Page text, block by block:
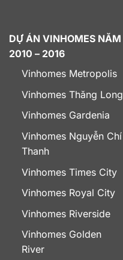
DỰ ÁN VINHOMES NĂM
2010 – 2016
Vinhomes Metropolis
Vinhomes Thăng Long
Vinhomes Gardenia
Vinhomes Nguyễn Chí
Thanh
Vinhomes Times City
Vinhomes Royal City
Vinhomes Riverside
Vinhomes Golden
River